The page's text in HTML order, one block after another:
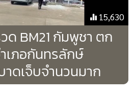
. ZU-23-2 อายุ 65 ปี (ผลิตปี 1960)
นที่สู้รบชายแดนจังหวัดสุรินทร์
ะสุนจรวด BM-21 ตกลงในพื้นที่บ้าน
ศรีวิเชียร อำเภอน้ำยืน จังหวัด
จุด ได้แก่
15,630
ด BM21 กัมพูชา ตก
เภอกันทรลักษ์
ดเจ็บจำนวนมาก